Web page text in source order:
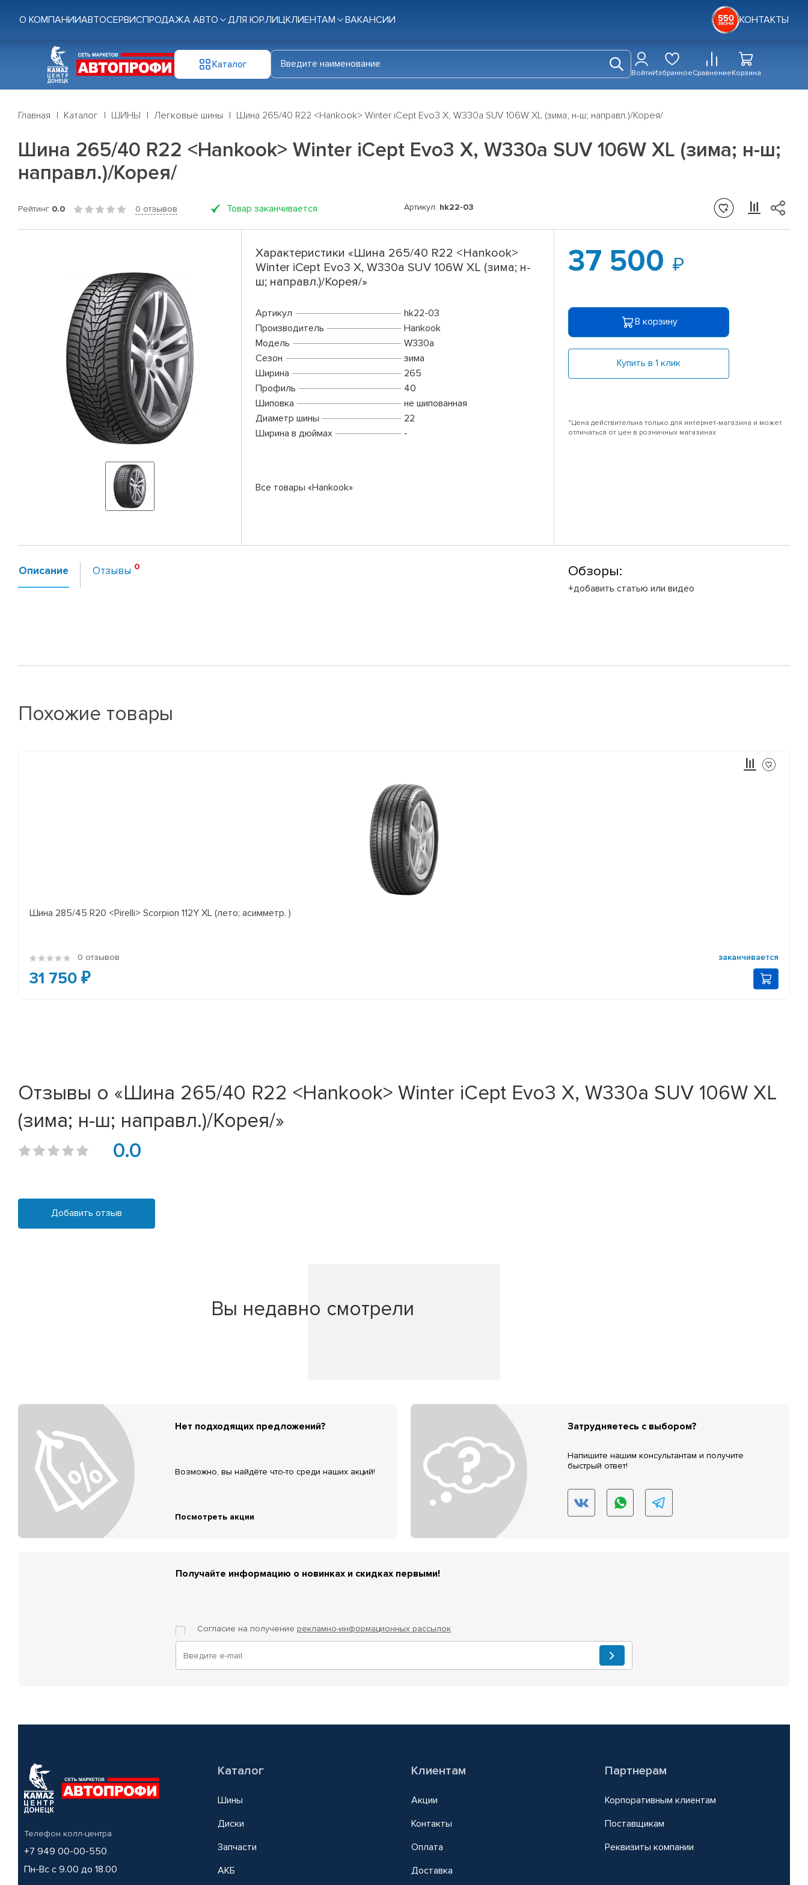
О КОМПАНИИАВТОСЕРВИСПРОДАЖА АВТО ДЛЯ ЮР.ЛИЦКЛИЕНТАМ ВАКАНСИИ КОНТАКТЫ
Каталог
ВойтиИзбранноеСравнениеКорзина
Главная Каталог ШИНЫ Легковые шины Шина 265/40 R22 <Hankook> Winter iCept Evo3 X, W330a SUV 106W XL (зима; н-ш; направл.)/Корея/
Шина 265/40 R22 <Hankook> Winter iCept Evo3 X, W330a SUV 106W XL (зима; н-ш;
направл.)/Корея/
Рейтинг 0.0 0 отзывов Товар заканчивается Артикул: hk22-03
Характеристики «Шина 265/40 R22 <Hankook>
Winter iCept Evo3 X, W330a SUV 106W XL (зима; н-
ш; направл.)/Корея/»
Артикул
hk22-03
Производитель
Hankook
Модель
W330a
Сезон
зима
Ширина
265
Профиль
40
Шиповка
не шипованная
Диаметр шины
22
Ширина в дюймах
-
Все товары «Hankook»
37 500
В корзину
Купить в 1 клик
*Цена действительна только для интернет-магазина и может
отличаться от цен в розничных магазинах
Описание Отзывы Обзоры:
+добавить статью или видео
Похожие товары
Шина 285/45 R20 <Pirelli> Scorpion 112Y XL (лето; асимметр. )
0 отзывов заканчивается
31 750 ₽
Отзывы о «Шина 265/40 R22 <Hankook> Winter iCept Evo3 X, W330a SUV 106W XL
(зима; н-ш; направл.)/Корея/»
0.0
Добавить отзыв
Вы недавно смотрели
Нет подходящих предложений?
Возможно, вы найдёте что-то среди наших акций!
Посмотреть акции
Затрудняетесь с выбором?
Напишите нашим консультантам и получите
быстрый ответ!
Получайте информацию о новинках и скидках первыми!
Согласие на получение рекламно-информационных рассылок
Телефон колл-центра
+7 949 00-00-550
Пн-Вс с 9.00 до 18.00
Каталог
Шины
Диски
Запчасти
АКБ
Клиентам
Акции
Контакты
Оплата
Доставка
Партнерам
Корпоративным клиентам
Поставщикам
Реквизиты компании